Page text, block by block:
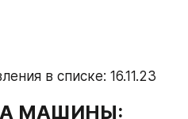
в списке: 16.11.23
МАШИНЫ:​